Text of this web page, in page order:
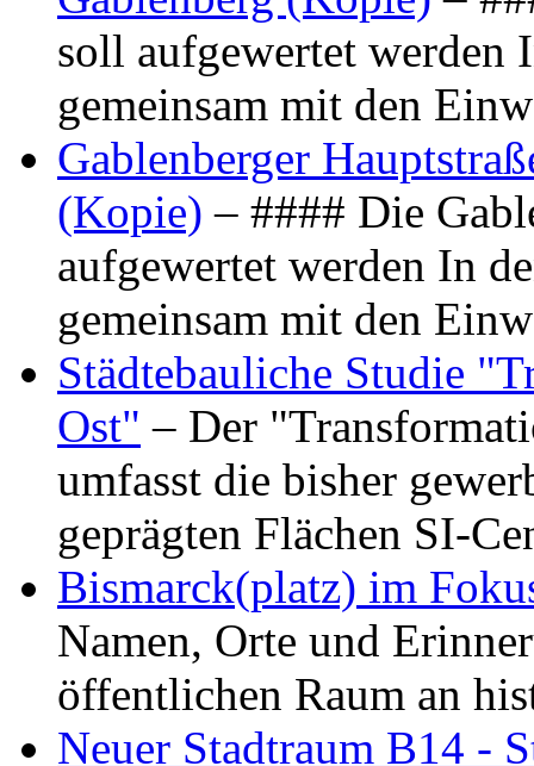
soll aufgewertet werden
gemeinsam mit den
Gablenberger
(Kopie) – #### Die
aufgewertet werden In
gemeinsam mit den
Städtebauliche Studie
Ost" – Der
umfasst die bisher
geprägten Flächen SI-
Bismarck(platz) im
Namen, Orte und
öffentlichen Raum an
Neuer Stadtraum B14 -